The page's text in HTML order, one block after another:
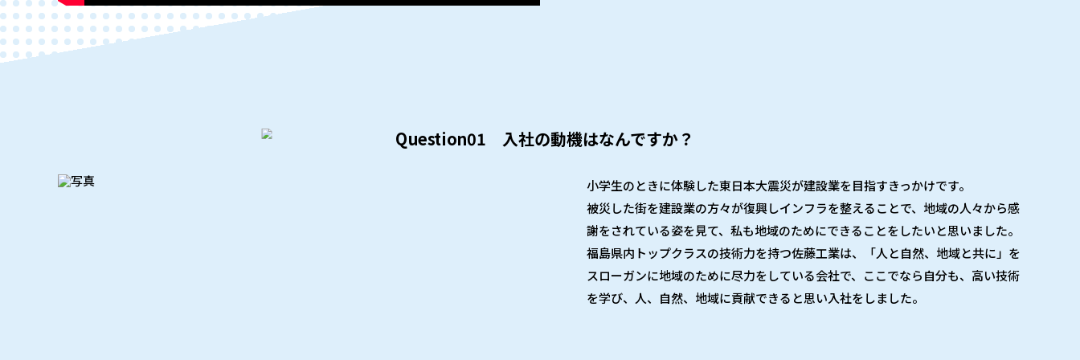
小学生のときに体験した東日本大震災が建設業を目指すきっかけです。
被災した街を建設業の方々が復興しインフラを整えることで、地域の人々から感
謝をされている姿を見て、私も地域のためにできることをしたいと思いました。
福島県内トップクラスの技術力を持つ佐藤工業は、「人と自然、地域と共に」を
スローガンに地域のために尽力をしている会社で、ここでなら自分も、高い技術
を学び、人、自然、地域に貢献できると思い入社をしました。